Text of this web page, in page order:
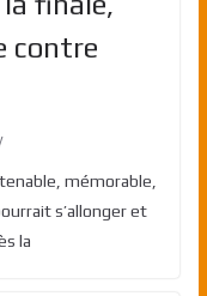
contre
mémorable,
s’allonger et
la